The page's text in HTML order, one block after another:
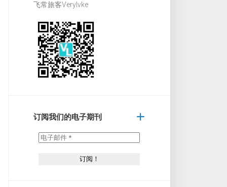
飞常旅客Verylvke
订阅我们的电子期刊